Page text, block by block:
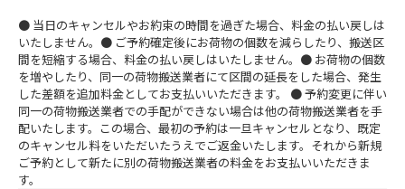
● 当日のキャンセルやお約束の時間を過ぎた場合、料金の払い戻しは
いたしません。 ● ご予約確定後にお荷物の個数を減らしたり、搬送区
間を短縮する場合、料金の払い戻しはいたしません。 ● お荷物の個数
を増やしたり、同一の荷物搬送業者にて区間の延長をした場合、発生
した差額を追加料金としてお支払いいただきます。 ● 予約変更に伴い
同一の荷物搬送業者での手配ができない場合は他の荷物搬送業者を手
配いたします。この場合、最初の予約は一旦キャンセルとなり、既定
のキャンセル料をいただいたうえでご返金いたします。それから新規
ご予約として新たに別の荷物搬送業者の料金をお支払いいただきま
す。